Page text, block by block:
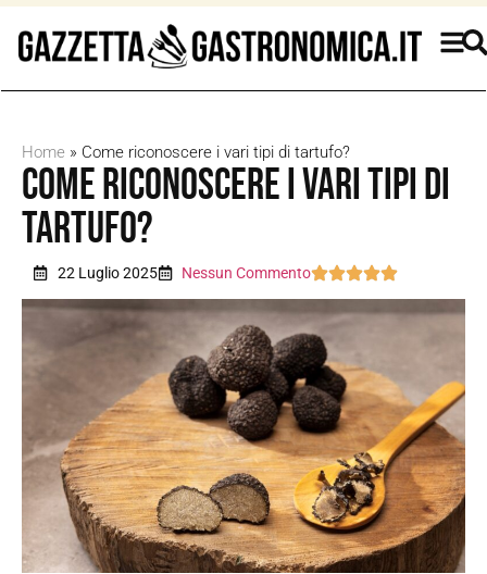
Home » Come riconoscere i vari tipi di tartufo?
Come riconoscere i vari tipi di
tartufo?
22 Luglio 2025 Nessun Commento